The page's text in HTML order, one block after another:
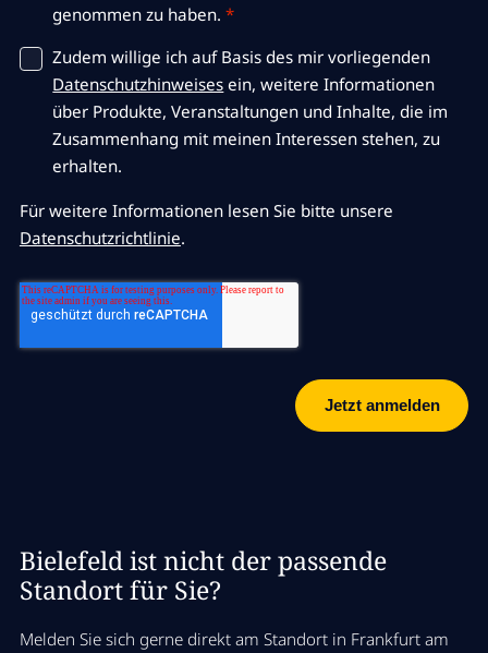
genommen zu haben. *
Zudem willige ich auf Basis des mir vorliegenden
Datenschutzhinweises ein, weitere Informationen
über Produkte, Veranstaltungen und Inhalte, die im
Zusammenhang mit meinen Interessen stehen, zu
erhalten.
Für weitere Informationen lesen Sie bitte unsere
Datenschutzrichtlinie.
Bielefeld ist nicht der passende
Standort für Sie?
Melden Sie sich gerne direkt am Standort in Frankfurt am